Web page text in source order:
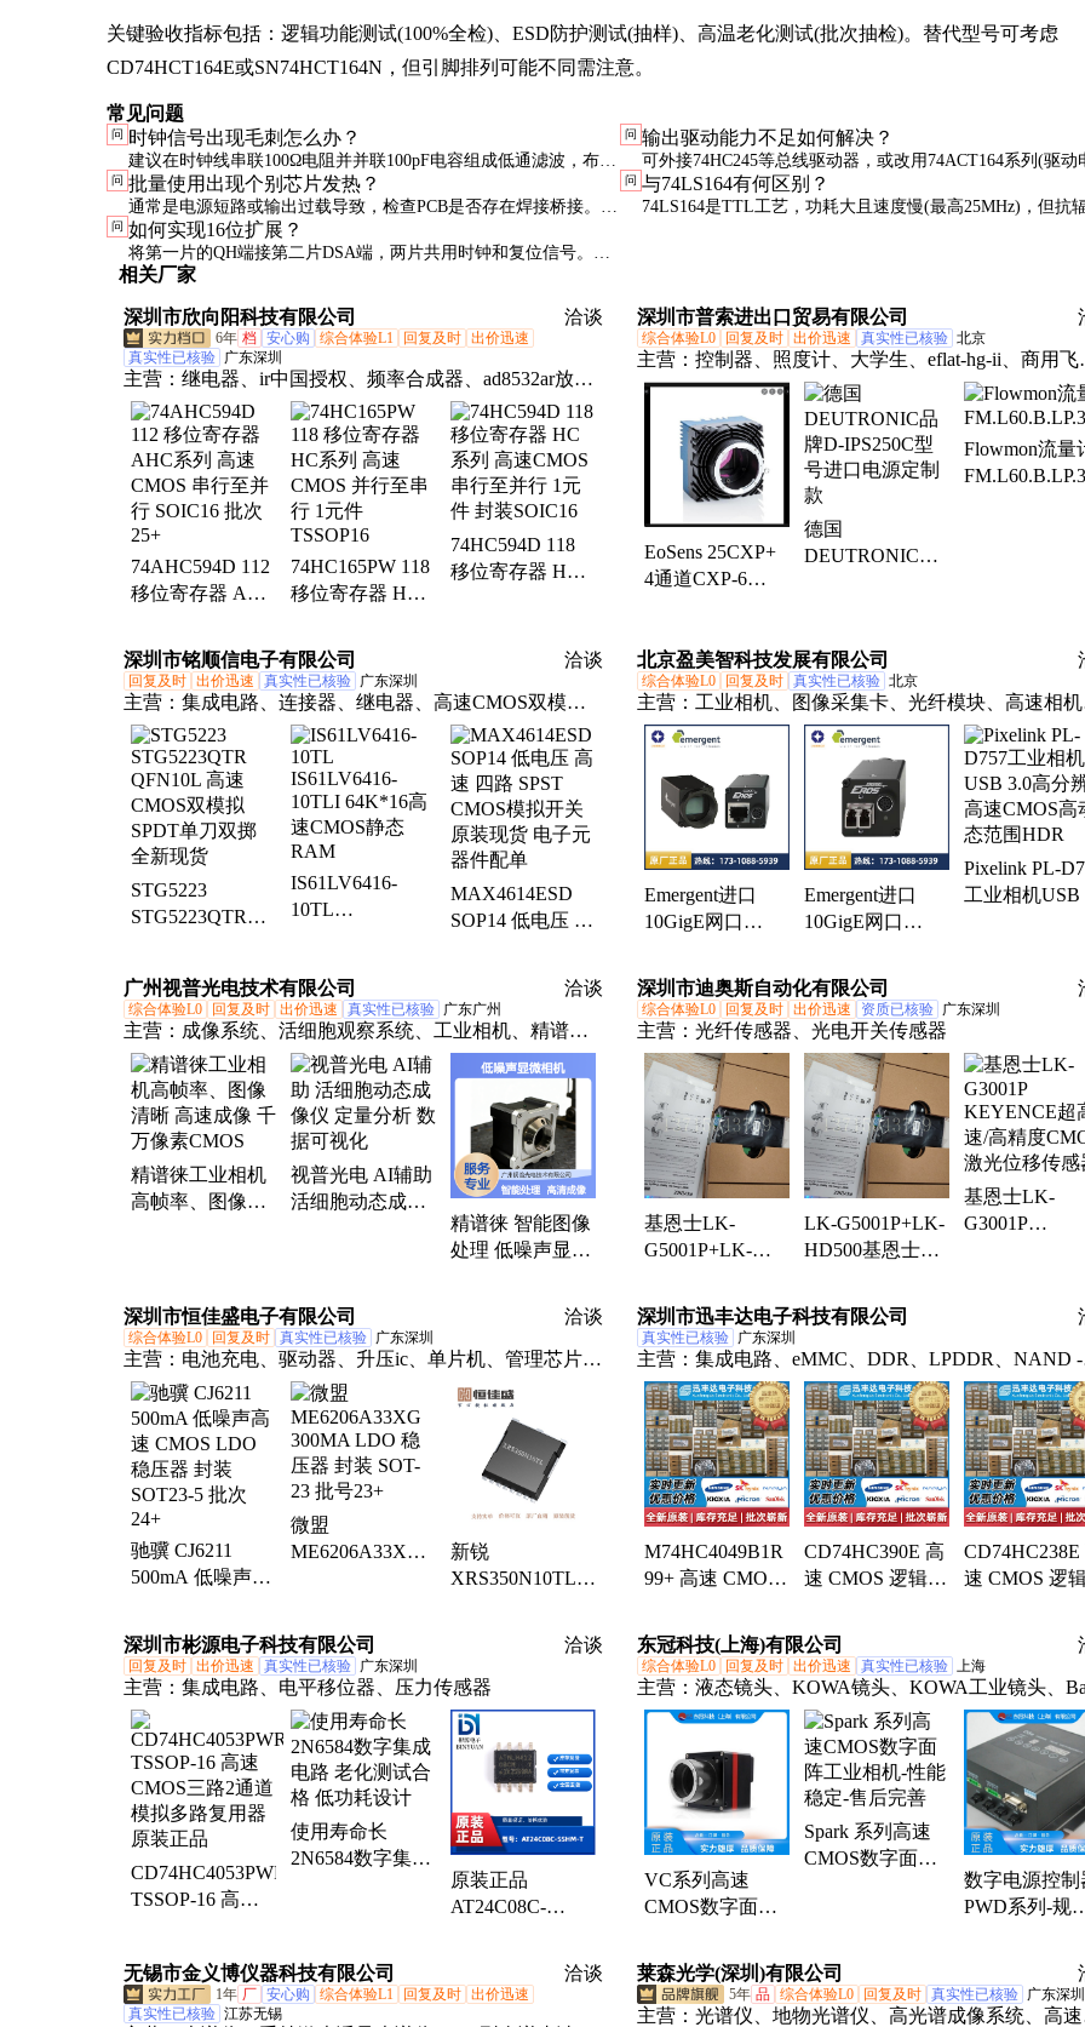
关键验收指标包括：逻辑功能测试(100%全检)、ESD防护测试(抽样)、高温老化测试(批次抽检)。替代型号可考虑
CD74HCT164E或SN74HCT164N，但引脚排列可能不同需注意。
常见问题
问 时钟信号出现毛刺怎么办？
建议在时钟线串联100Ω电阻并并联100pF电容组成低通滤波，布线
时避免与高频信号平行走线。严重时可改用施密特触发器整形时
钟。
问 输出驱动能力不足如何解决？
可外接74HC245等总线驱动器，或改用74ACT164系列(驱动
24mA)。LED驱动时建议每路串联150Ω限流电阻。
问 批量使用出现个别芯片发热？
通常是电源短路或输出过载导致，检查PCB是否存在焊接桥接。正
常工作时芯片表面温升不应超过20℃(@25℃环境)。
问 与74LS164有何区别？
74LS164是TTL工艺，功耗大且速度慢(最高25MHz)，但抗辐
问 如何实现16位扩展？
将第一片的QH端接第二片DSA端，两片共用时钟和复位信号。注
意级联延迟，总时钟频率需按芯片数量相应降低。
相关厂家
深圳市欣向阳科技有限公司 洽谈
6年 档 安心购 综合体验L1 回复及时 出价迅速
真实性已核验 广东深圳
主营： 继电器、ir中国授权、频率合成器、ad8532ar放大
器、ad828arz放大器、ad829jrz放大器、ad818arz放大器、
ad8031arz放大器、ad8058arz放大器、ad8532arz放大器、
ad8001arz放大器、ad8307arz放大器、ad8651armz放大
器、ad8099ardz放大器、ad8534aruz放大器、ad706jr通用
运放、op42gsz精密运放、op90gpz通用运放、ad8417brmz
放大器、op07csz精密运放、ad712jrz精密运放、
hmc326ms8ge放大器、op490gsz通用运放、op162gsz精密
74AHC594D 112
移位寄存器 AHC
串行至并行
SOIC16 批次25+
74HC165PW 118
移位寄存器 HC
并行至串行 1元
件 TSSOP16
74HC594D 118
移位寄存器 HC
件 封装SOIC16
深圳市普索进出口贸易有限公司
综合体验L0 回复及时 出价迅速 真实性已核验 北京
主营： 控制器、照度计、大学生、eflat-hg-ii、商用飞
机、气动阀门、真空成型机、手持验光计、转速传感
器、压力测试仪、高压发生器、方程式电机、汽车
开发、6dr5020-0ng03-0aa0、标准光源灯管
EoSens 25CXP+
4通道CXP-6
德国
DEUTRONIC品
Flowmon流量
深圳市铭顺信电子有限公司 洽谈
回复及时 出价迅速 真实性已核验 广东深圳
主营： 集成电路、连接器、继电器、高速CMOS双模拟
SPDT、保险丝、存储器、传感器、光电耦合器、场效应
管、模数转换器、8位微控制器、步进电机驱动芯片、红
外遥控接收头、固态继电器、定向耦合器、运算放大
器、加速度传感器、板对板连接器、内存芯片
STG5223
STG5223QTR
SPDT单刀双掷
全新现货
IS61LV6416-
10TL
速CMOS静态
RAM
MAX4614ESD
SOP14 低电压 高
原装现货 电子元
器件配单
北京盈美智科技发展有限公司
综合体验L0 回复及时 真实性已核验 北京
主营： 工业相机、图像采集卡、光纤模块、高速相机
科研相机、图像仿真卡、光纤适配器、光纤延长器、
你工业相机、迷你图像采集卡、迷你采集卡、CXP中
器、CXP采集卡、CL采集卡、CXP光纤适配器、偏
机、短波红外相机、科学级相机、显微镜相机、近红
相机、微型工业相机、双目相机、深度相机、3D相机
嵌入式图像采集卡
Emergent进口
10GigE网口
相机HE-2800-S
Emergent进口
10GigE网口
相机HE-2000-S
Pixelink PL-
工业相机USB
广州视普光电技术有限公司 洽谈
综合体验L0 回复及时 出价迅速 真实性已核验 广东广州
主营： 成像系统、活细胞观察系统、工业相机、精谱徕
高速工业相机、显微镜配件、显微镜摄像头、工业级多
偏振相机、多偏振相机、精谱徕工业相机、多孔板培养
分析仪、荧光活细胞成像系统、动植物观察分析仪、工
业级背照式相机、动植物细胞分析仪、活细胞分析仪、
数字切片扫描仪、荧光显微镜系统、OEM工业相机、活
细胞成像仪、细胞观察分析仪、细胞培养显微观察、数
精谱徕工业相机
高帧率、图像清
视普光电 AI辅助
活细胞动态成像
精谱徕 智能图像
处理 低噪声显微
景 高清细节呈现
深圳市迪奥斯自动化有限公司
综合体验L0 回复及时 出价迅速 资质已核验 广东深圳
主营： 光纤传感器、光电开关传感器
基恩士LK-
G5001P+LK-
超高速/CMOS激
光位移传感器
LK-G5001P+LK-
HD500基恩士
速/CMOS激光位
移传感器
基恩士LK-
G3001P
激光位移传感
深圳市恒佳盛电子有限公司 洽谈
综合体验L0 回复及时 真实性已核验 广东深圳
主营： 电池充电、驱动器、升压ic、单片机、管理芯片、
电源管理、恒压变压器、稳压器芯片、电源控制器、微
盟代理、富满代理、泉芯代理、降压ic
驰骥 CJ6211
500mA 低噪声高
稳压器 封装
SOT23-5 批次
24+
微盟
ME6206A33XG
23 批号23+
新锐
XRS350N10TL
TOLL-8L 批次
24+
深圳市迅丰达电子科技有限公司
真实性已核验 广东深圳
主营： 集成电路、eMMC、DDR、LPDDR、NAND -
FLASH、动态随机存取、闪存、存储器、多芯片封
EMCP、嵌入式多媒体卡
M74HC4049B1R
99+ 高速 CMOS
孔 全新 ST意法
CD74HC390E 高
速 CMOS 逻辑双
数器 TI德州仪器
DIP-16
CD74HC238E
速 CMOS 逻
多路解复用器 TI
DIP-16
深圳市彬源电子科技有限公司 洽谈
回复及时 出价迅速 真实性已核验 广东深圳
主营： 集成电路、电平移位器、压力传感器
CD74HC4053PWR
TSSOP-16 高速
原装正品
使用寿命长
2N6584数字集成
原装正品
AT24C08C-
8Kbit EEPROM
东冠科技(上海)有限公司
综合体验L0 回复及时 出价迅速 真实性已核验 上海
主营： 液态镜头、KOWA镜头、KOWA工业镜头、
相机、巴斯勒相机、背光源、超高亮点光源、环形光
源、机器视觉光源、条形光源、同轴光源、超高亮
源、线光源、高均匀条形光源
VC系列高速
CMOS数字面阵
定-售后完善
Spark 系列高速
CMOS数字面阵
数字电源控制
PWD系列-规
售后完善-诚
营
无锡市金义博仪器科技有限公司 洽谈
1年 厂 安心购 综合体验L1 回复及时 出价迅速
真实性已核验 江苏无锡
莱森光学(深圳)有限公司
5年 品 综合体验L0 回复及时 真实性已核验 广东深圳
主营： 光谱仪、地物光谱仪、高光谱成像系统、高速